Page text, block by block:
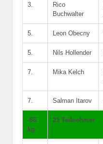
3.
Rico
Buchwalter
5. Leon Obecny
5. Nils Hollender
7. Mika Kelch
7. Salman Itarov
-66
kg
21 Teilnehmer